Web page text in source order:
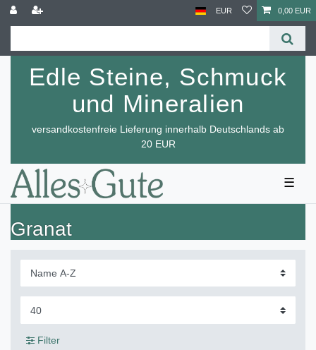
EUR 0,00 EUR
Edle Steine, Schmuck
und Mineralien
versandkostenfreie Lieferung innerhalb Deutschlands ab
20 EUR
☰
Granat
Filter